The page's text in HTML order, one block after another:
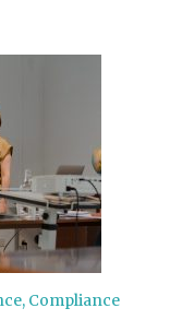
Compliance